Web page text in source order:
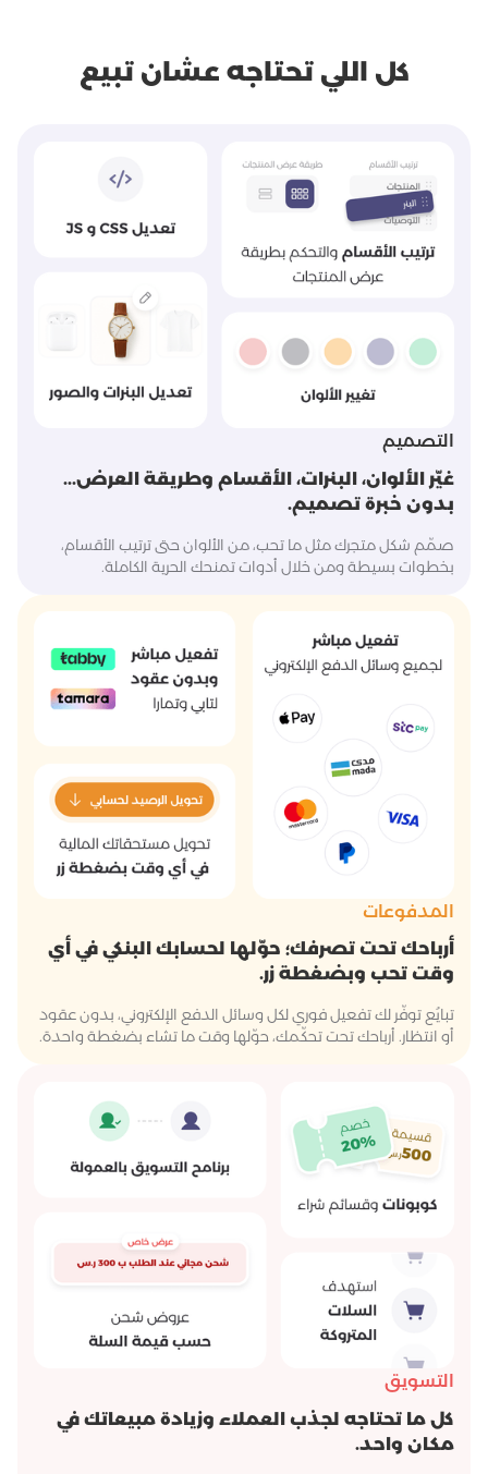
كل اللي تحتاجه عشان تبيع
التصميم
غيّر الألوان، البنرات، الأقسام وطريقة العرض...
بدون خبرة تصميم.
صمّم شكل متجرك مثل ما تحب، من الألوان حتى ترتيب الأقسام،
بخطوات بسيطة ومن خلال أدوات تمنحك الحرية الكاملة.
المدفوعات
أرباحك تحت تصرفك؛ حوّلها لحسابك البنكي في أي
وقت تحب وبضغطة زر.
تبايُع توفّر لك تفعيل فوري لكل وسائل الدفع الإلكتروني، بدون عقود
أو انتظار. أرباحك تحت تحكّمك، حوّلها وقت ما تشاء بضغطة واحدة.
التسويق
كل ما تحتاجه لجذب العملاء وزيادة مبيعاتك في
مكان واحد.